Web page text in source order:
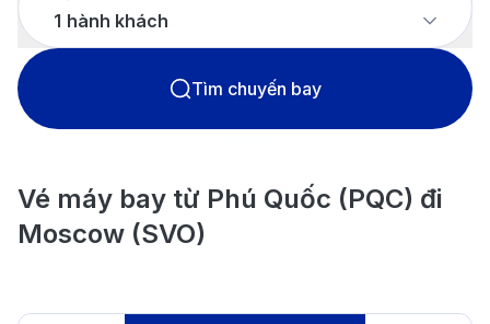
1 hành khách
Tìm chuyến bay
Vé máy bay từ Phú Quốc (PQC) đi
Moscow (SVO)